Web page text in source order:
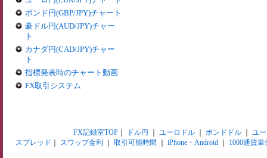
ポンド円(GBP/JPY)チャート
豪ドル円(AUD/JPY)チャー
ト
カナダ円(CAD/JPY)チャー
ト
指標発表時のチャート動画
FX取引システム
FX記録室TOP｜ ドル円 ユーロドル｜ ポンドドル｜ ユ
スプレッド
スワップ金利 取引可能時間 iPhone・Android 1000通貨単